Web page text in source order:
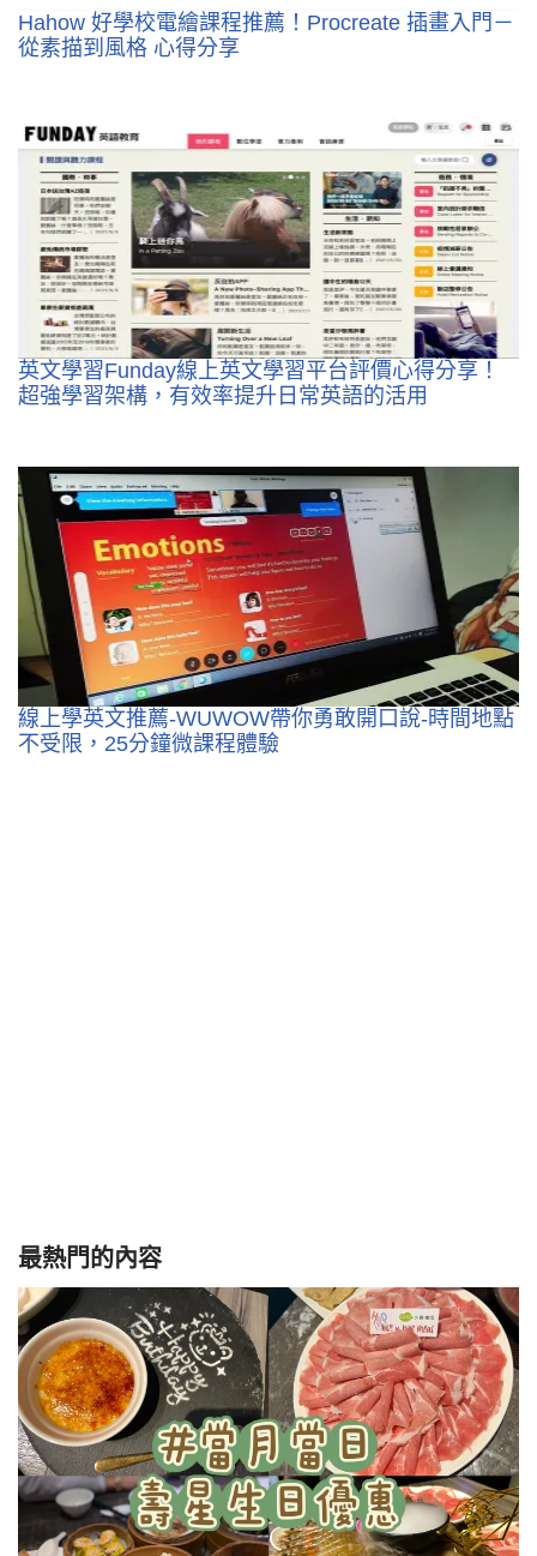
Hahow 好學校電繪課程推薦！Procreate 插畫入門－
從素描到風格 心得分享
英文學習Funday線上英文學習平台評價心得分享！
超強學習架構，有效率提升日常英語的活用
線上學英文推薦-WUWOW帶你勇敢開口說-時間地點
不受限，25分鐘微課程體驗
最熱門的內容